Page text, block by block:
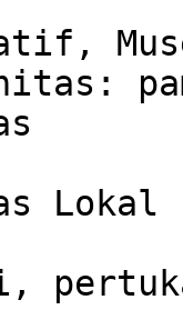
Lokal